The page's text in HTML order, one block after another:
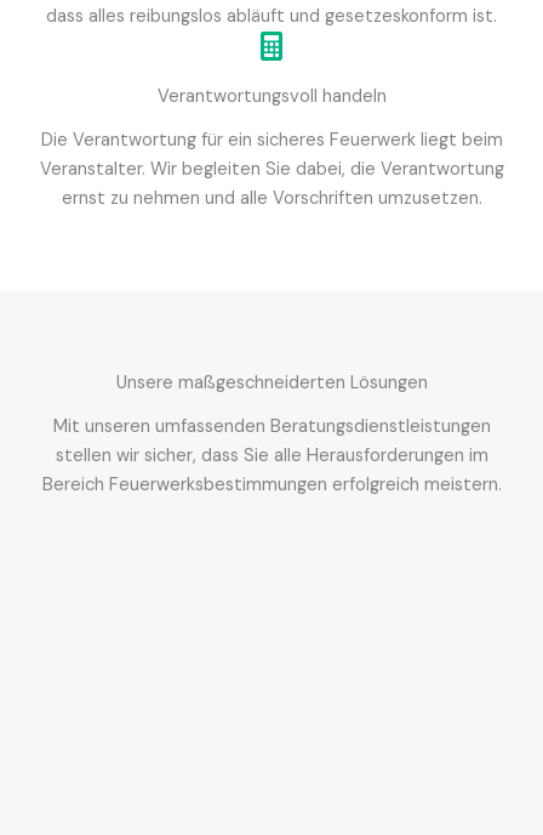
dass alles reibungslos abläuft und gesetzeskonform ist.
Verantwortungsvoll handeln
Die Verantwortung für ein sicheres Feuerwerk liegt beim
Veranstalter. Wir begleiten Sie dabei, die Verantwortung
ernst zu nehmen und alle Vorschriften umzusetzen.
Unsere maßgeschneiderten Lösungen
Mit unseren umfassenden Beratungsdienstleistungen
stellen wir sicher, dass Sie alle Herausforderungen im
Bereich Feuerwerksbestimmungen erfolgreich meistern.